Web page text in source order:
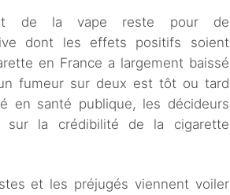
de la vape reste pour de
dont les effets positifs soient
en France a largement baissé
fumeur sur deux est tôt ou tard
en santé publique, les décideurs
sur la crédibilité de la cigarette
et les préjugés viennent voiler